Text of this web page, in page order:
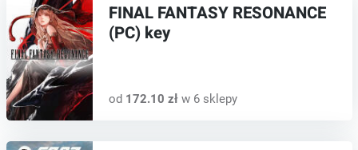
FINAL FANTASY RESONANCE
(PC) key
od 172.10 złw 6 sklepy